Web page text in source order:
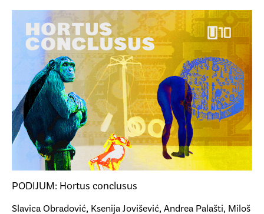
PODIJUM: Hortus conclusus
Slavica Obradović, Ksenija Jovišević, Andrea Palašti, Miloš